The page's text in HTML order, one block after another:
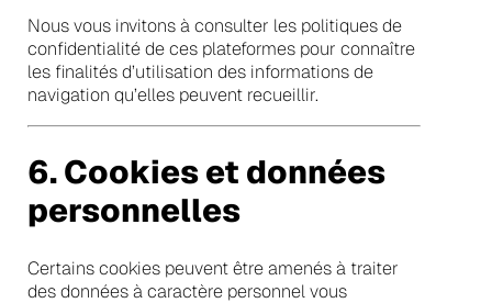
Nous vous invitons à consulter les politiques de
confidentialité de ces plateformes pour connaître
les finalités d’utilisation des informations de
navigation qu’elles peuvent recueillir.
6. Cookies et données
personnelles
Certains cookies peuvent être amenés à traiter
des données à caractère personnel vous